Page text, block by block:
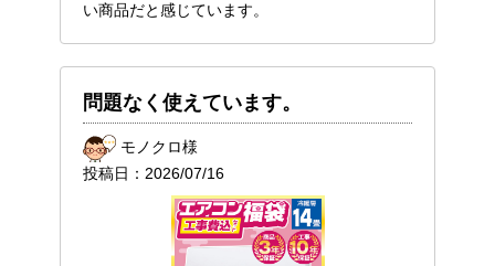
い商品だと感じています。
問題なく使えています。
モノクロ様
投稿日： 2026/07/16